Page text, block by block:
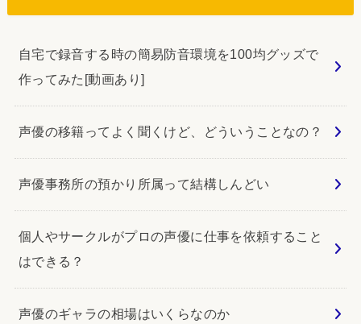
自宅で録音する時の簡易防音環境を100均グッズで
作ってみた[動画あり]
声優の移籍ってよく聞くけど、どういうことなの？
声優事務所の預かり所属って結構しんどい
個人やサークルがプロの声優に仕事を依頼すること
はできる？
声優のギャラの相場はいくらなのか